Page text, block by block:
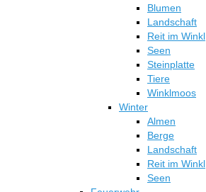
Blumen
Landschaft
Reit im Winkl
Seen
Steinplatte
Tiere
Winklmoos
Winter
Almen
Berge
Landschaft
Reit im Winkl
Seen